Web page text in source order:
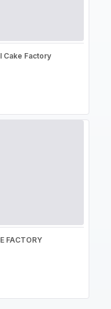
Cake Factory
FACTORY